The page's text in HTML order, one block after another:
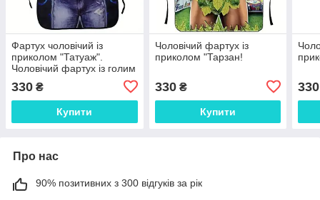
Фартух чоловічий із
приколом "Татуаж".
Чоловічий фартух із голим
330 ₴
Купити
Чоловічий фартух із
приколом "Тарзан!
330₴
Купити
330
Про нас
90% позитивних з 300 відгуків за рік